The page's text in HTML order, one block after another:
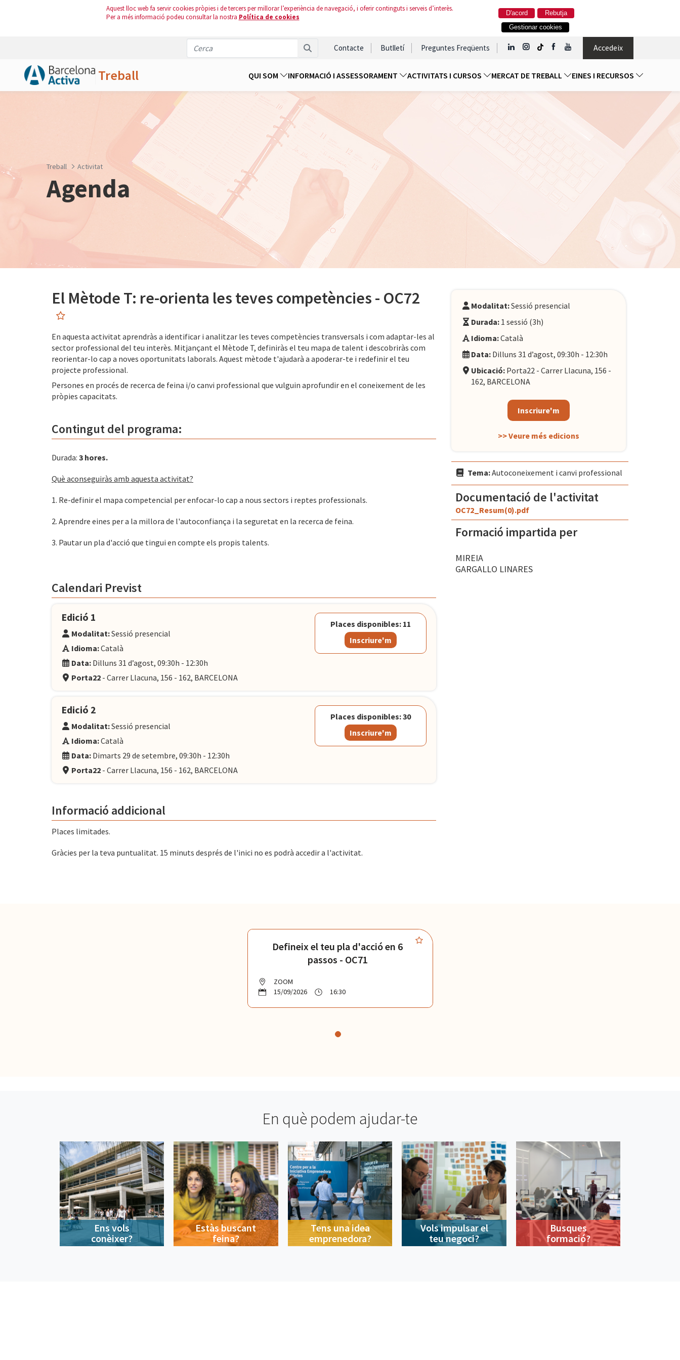
Aquest lloc web fa servir cookies pròpies i de tercers per millorar l’experiència de navegació, i oferir continguts i serveis d’interès.
Per a més informació podeu consultar la nostra Política de cookies Rebutja
D'acord
Gestionar cookies
Contacte Butlletí Preguntes Freqüents Accedeix
Treball QUI SOM INFORMACIÓ I ASSESSORAMENT ACTIVITATS I CURSOS MERCAT DE TREBALL EINES I RECURSOS
Treball Activitat
Agenda
El Mètode T: re-orienta les teves competències - OC72
En aquesta activitat aprendràs a identificar i analitzar les teves competències transversals i com adaptar-les al
sector professional del teu interès. Mitjançant el Mètode T, definiràs el teu mapa de talent i descobriràs com
reorientar-lo cap a noves oportunitats laborals. Aquest mètode t'ajudarà a apoderar-te i redefinir el teu
projecte professional.
Persones en procés de recerca de feina i/o canvi professional que vulguin aprofundir en el coneixement de les
pròpies capacitats.
Contingut del programa:
Durada: 3 hores.
Què aconseguiràs amb aquesta activitat?
1. Re-definir el mapa competencial per enfocar-lo cap a nous sectors i reptes professionals.
2. Aprendre eines per a la millora de l'autoconfiança i la seguretat en la recerca de feina.
3. Pautar un pla d'acció que tingui en compte els propis talents.
Calendari Previst
Edició 1
Modalitat:Sessió presencial
Idioma:Català
Data: Dilluns 31 d’agost, 09:30h - 12:30h
Porta22 - Carrer Llacuna, 156 - 162, BARCELONA
Places disponibles: 11
Inscriure'm
Edició 2
Modalitat:Sessió presencial
Idioma:Català
Data: Dimarts 29 de setembre, 09:30h - 12:30h
Porta22 - Carrer Llacuna, 156 - 162, BARCELONA
Places disponibles: 30
Inscriure'm
Informació addicional
Places limitades.
Gràcies per la teva puntualitat. 15 minuts després de l'inici no es podrà accedir a l'activitat.
Modalitat:Sessió presencial
Durada: 1 sessió (3h)
Idioma:Català
Data: Dilluns 31 d’agost, 09:30h - 12:30h
Ubicació: Porta22 - Carrer Llacuna, 156 -
162, BARCELONA
Inscriure'm
>> Veure més edicions
Tema:Autoconeixement i canvi professional
Documentació de l'activitat
OC72_Resum(0).pdf
Formació impartida per
MIREIA
GARGALLO LINARES
Defineix el teu pla d'acció en 6
passos - OC71
ZOOM
15/09/2026
16:30
En què podem ajudar-te
Ens vols
conèixer?
Estàs buscant
feina?
Tens una idea
emprenedora?
Vols impulsar el
teu negoci?
Busques
formació?